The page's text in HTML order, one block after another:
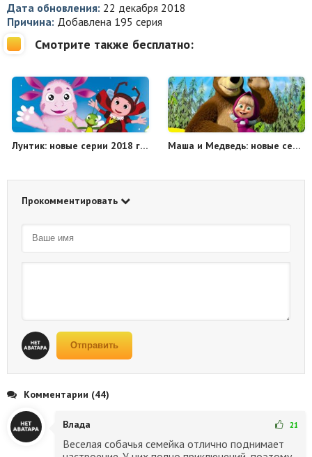
Дата обновления: 22 декабря 2018
Причина: Добавлена 195 серия
Смотрите также бесплатно:
Лунтик: новые серии 2018 года Маша и Медведь: новые серии 2018 года
Прокомментировать
Отправить
Комментарии (44)
Влада 21
Веселая собачья семейка отлично поднимает